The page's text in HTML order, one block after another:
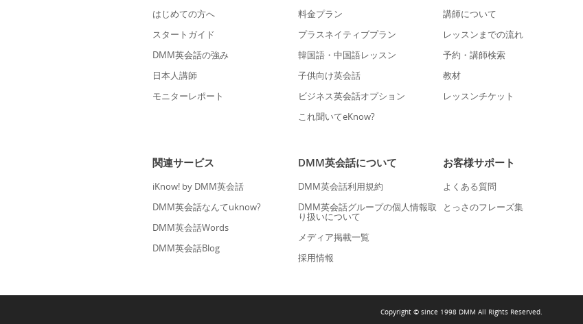
はじめての方へ
スタートガイド
DMM英会話の強み
日本人講師
モニターレポート
料金プラン
プラスネイティブプラン
韓国語・中国語レッスン
子供向け英会話
ビジネス英会話オプション
これ聞いてeKnow?
講師について
レッスンまでの流れ
予約・講師検索
教材
レッスンチケット
関連サービス
iKnow! by DMM英会話
DMM英会話なんてuknow?
DMM英会話Words
DMM英会話Blog
DMM英会話について
DMM英会話利用規約
DMM英会話グループの個人情報取
り扱いについて
メディア掲載一覧
採用情報
お客様サポート
よくある質問
とっさのフレーズ集
Copyright © since 1998 DMM All Rights Reserved.